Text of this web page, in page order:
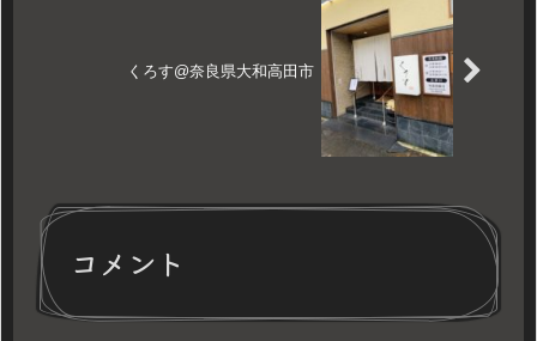
くろす@奈良県大和高田市
コメント